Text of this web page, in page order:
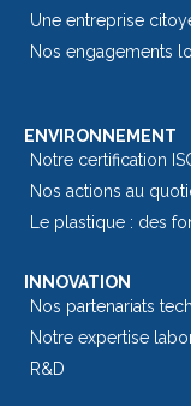
Une entreprise
Nos engagements
ENVIRONNEMENT
Notre certification
Nos actions au
Le plastique : des
INNOVATION
Nos partenariats
Notre expertise
R&D